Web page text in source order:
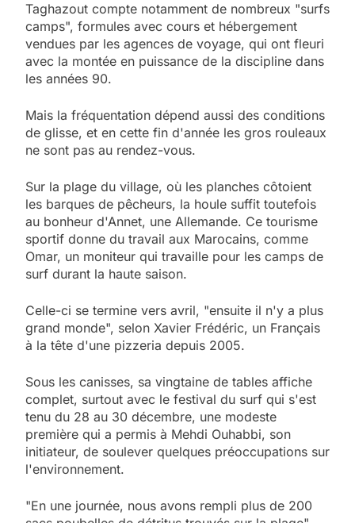
Taghazout compte notamment de nombreux "surfs
camps", formules avec cours et hébergement
vendues par les agences de voyage, qui ont fleuri
avec la montée en puissance de la discipline dans
les années 90.
Mais la fréquentation dépend aussi des conditions
de glisse, et en cette fin d'année les gros rouleaux
ne sont pas au rendez-vous.
Sur la plage du village, où les planches côtoient
les barques de pêcheurs, la houle suffit toutefois
au bonheur d'Annet, une Allemande. Ce tourisme
sportif donne du travail aux Marocains, comme
Omar, un moniteur qui travaille pour les camps de
surf durant la haute saison.
Celle-ci se termine vers avril, "ensuite il n'y a plus
grand monde", selon Xavier Frédéric, un Français
à la tête d'une pizzeria depuis 2005.
Sous les canisses, sa vingtaine de tables affiche
complet, surtout avec le festival du surf qui s'est
tenu du 28 au 30 décembre, une modeste
première qui a permis à Mehdi Ouhabbi, son
initiateur, de soulever quelques préoccupations sur
l'environnement.
"En une journée, nous avons rempli plus de 200